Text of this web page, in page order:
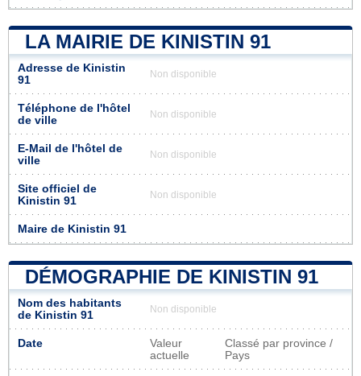
LA MAIRIE DE KINISTIN 91
Adresse de Kinistin
91
Non disponible
Téléphone de l'hôtel
de ville
Non disponible
E-Mail de l'hôtel de
ville
Non disponible
Site officiel de
Kinistin 91
Non disponible
Maire de Kinistin 91
DÉMOGRAPHIE DE KINISTIN 91
Nom des habitants
de Kinistin 91
Non disponible
Date
Valeur
actuelle
Classé par province /
Pays